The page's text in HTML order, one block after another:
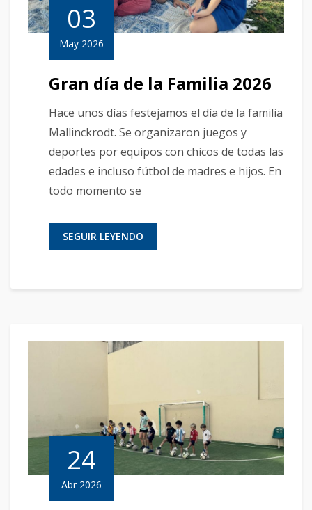
03
May 2026
Gran día de la Familia 2026
Hace unos días festejamos el día de la familia
Mallinckrodt. Se organizaron juegos y
deportes por equipos con chicos de todas las
edades e incluso fútbol de madres e hijos. En
todo momento se
SEGUIR LEYENDO
24
Abr 2026